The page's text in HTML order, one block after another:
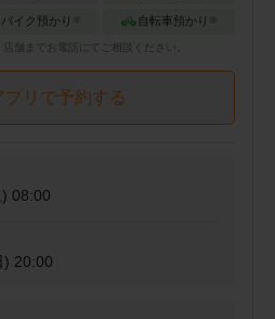
バイク預かり ※ 自転車預かり ※
店舗までお電話にてご相談ください。
プリで予約する
08:00
) 20:00